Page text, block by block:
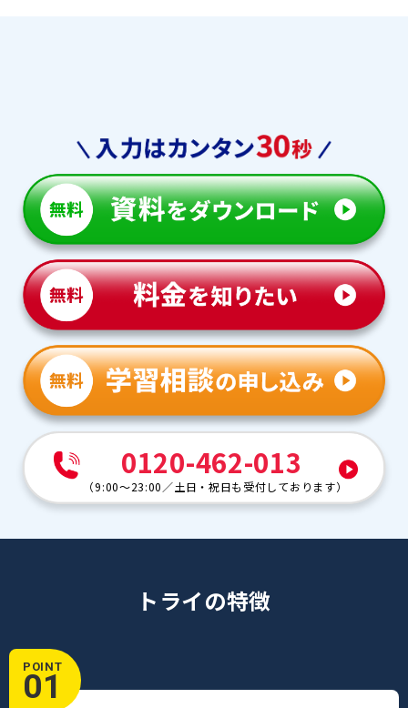
常葉学園橘中学校 常葉学園菊川中学校
※他首都圏・中京など
0120-462-013
（9:00～23:00 ／土日・祝日も受付しております）
トライの特徴
POINT
01